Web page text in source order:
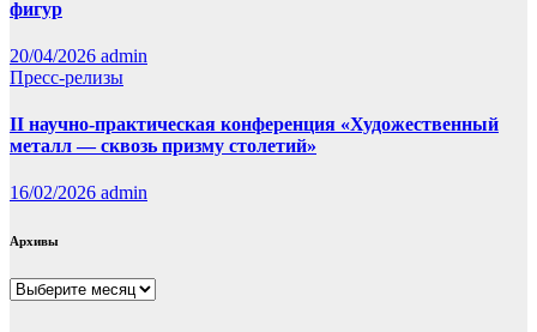
фигур
20/04/2026 admin
Пресс-релизы
II научно-практическая конференция «Художественный
металл — сквозь призму столетий»
16/02/2026 admin
Архивы
Архивы